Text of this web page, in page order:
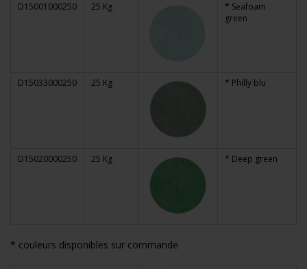
D15001000250 25 Kg
* Seafoam
green
D15033000250 25 Kg * Philly blu
D15020000250 25 Kg * Deep green
* couleurs disponibles sur commande